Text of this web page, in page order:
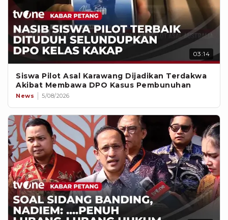
03:14
Siswa Pilot Asal Karawang Dijadikan Terdakwa
Akibat Membawa DPO Kasus Pembunuhan
News 5/08/2026